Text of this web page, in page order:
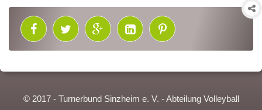
© 2017 - Turnerbund Sinzheim e. V. - Abteilung Volleyball